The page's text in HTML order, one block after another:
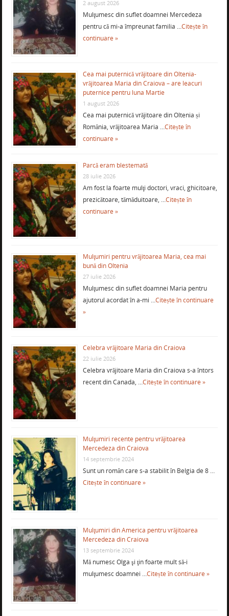
2 august 2026
Mulţumesc din suflet doamnei Mercedeza
pentru că mi-a împreunat familia …Citește în
continuare »
Cea mai puternică vrăjitoare din Oltenia-
vrăjitoarea Maria din Craiova – are leacuri
puternice pentru luna Martie
1 august 2026
Cea mai puternică vrăjitoare din Oltenia și
România, vrăjitoarea Maria …Citește în
continuare »
Parcă eram blestemată
28 iulie 2026
Am fost la foarte mulţi doctori, vraci, ghicitoare,
prezicătoare, tămăduitoare, …Citește în
continuare »
Mulţumiri pentru vrăjitoarea Maria, cea mai
bună din Oltenia
27 iulie 2026
Mulţumesc din suflet doamnei Maria pentru
ajutorul acordat în a-mi …Citește în continuare
»
Celebra vrăjitoare Maria din Craiova
22 iulie 2026
Celebra vrăjitoare Maria din Craiova s-a întors
recent din Canada, …Citește în continuare »
Mulţumiri recente pentru vrăjitoarea
Mercedeza din Craiova
14 septembrie 2024
Sunt un român care s-a stabilit în Belgia de 8 …
Citește în continuare »
Mulţumiri din America pentru vrăjitoarea
Mercedeza din Craiova
13 septembrie 2024
Mă numesc Olga şi ţin foarte mult să-i
mulţumesc doamnei …Citește în continuare »